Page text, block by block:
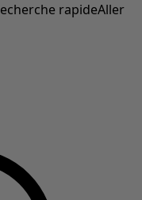
rapideAller